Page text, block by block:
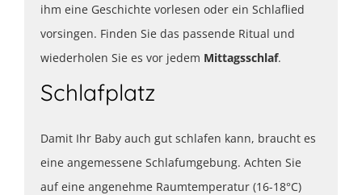
ihm eine Geschichte vorlesen oder ein Schlaflied
vorsingen. Finden Sie das passende Ritual und
wiederholen Sie es vor jedem Mittagsschlaf.
Schlafplatz
Damit Ihr Baby auch gut schlafen kann, braucht es
eine angemessene Schlafumgebung. Achten Sie
auf eine angenehme Raumtemperatur (16-18°C)